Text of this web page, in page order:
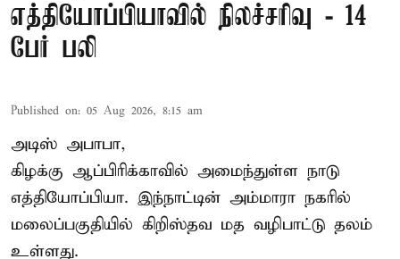
எத்தியோப்பியாவில் நிலச்சரிவு - 14
பேர் பலி
Published on: 05 Aug 2026, 8:15 am
அடிஸ் அபாபா,
கிழக்கு ஆப்பிரிக்காவில் அமைந்துள்ள நாடு
எத்தியோப்பியா. இந்நாட்டின் அம்மாரா நகரில்
மலைப்பகுதியில் கிறிஸ்தவ மத வழிபாட்டு தலம்
உள்ளது.